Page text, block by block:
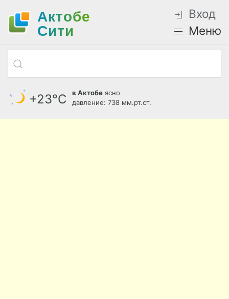
Актобе
Cити
Вход
Меню
+23°С в Актобе ясно
давление: 738 мм.рт.ст.